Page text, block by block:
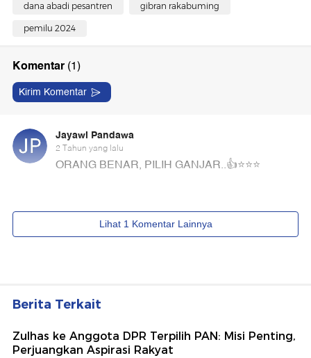
dana abadi pesantren gibran rakabuming
pemilu 2024
Berita Terkait
Zulhas ke Anggota DPR Terpilih PAN: Misi Penting,
Perjuangkan Aspirasi Rakyat